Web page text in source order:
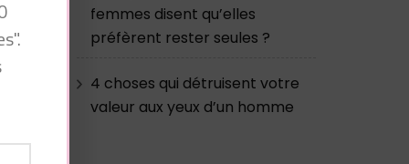
femmes disent qu’elles
préfèrent rester seules ?
4 choses qui détruisent votre
valeur aux yeux d’un homme